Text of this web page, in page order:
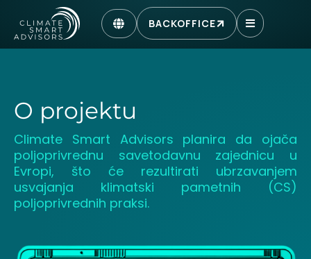
BACKOFFICE
O projektu
Climate Smart Advisors planira da ojača
poljoprivrednu savetodavnu zajednicu u
Evropi, što će rezultirati ubrzavanjem
usvajanja klimatski pametnih (CS)
poljoprivrednih praksi.